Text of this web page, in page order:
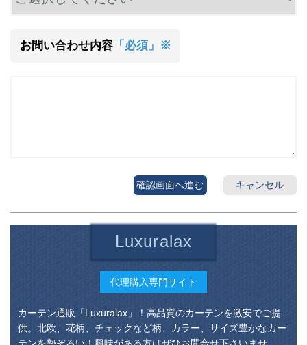
お問い合わせ内容「必須」※
キャンセル
確認画面へ進む
Luxuralax
代理購入専門サイト
カーテン通販「Luxuralax」！高品質のカーテンを激安でご提
供。北欧、花柄、チェックなど柄、カラー、サイズ豊かなカー
テンを勢ぞろい！興味がある方はぜひお問合せ下さいませ。